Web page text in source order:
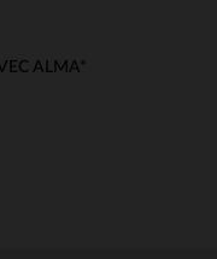
ALMA*